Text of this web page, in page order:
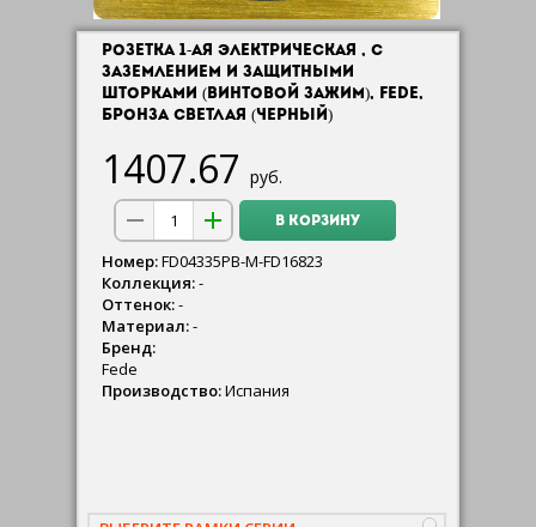
РОЗЕТКА 1-АЯ ЭЛЕКТРИЧЕСКАЯ , С
ЗАЗЕМЛЕНИЕМ И ЗАЩИТНЫМИ
ШТОРКАМИ (ВИНТОВОЙ ЗАЖИМ), FEDE,
БРОНЗА СВЕТЛАЯ (ЧЕРНЫЙ)
1407.67 руб.
В КОРЗИНУ
Номер:FD04335PB-M-FD16823
Коллекция:-
Оттенок:-
Материал:-
Бренд:
Fede
Производство:Испания